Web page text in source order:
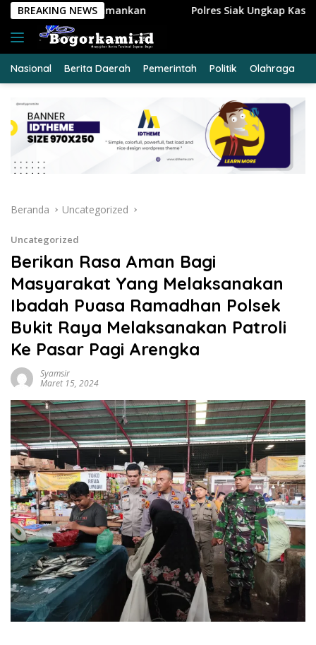
Langsung
konten
BREAKING NEWSPolres Siak Ungkap Kasus Kekerasan Terhadap
Nasional Berita Daerah Pemerintah Politik Olahraga
Beranda Uncategorized
Uncategorized
Berikan Rasa Aman Bagi
Masyarakat Yang Melaksanakan
Ibadah Puasa Ramadhan Polsek
Bukit Raya Melaksanakan Patroli
Ke Pasar Pagi Arengka
Syamsir
Maret 15, 2024